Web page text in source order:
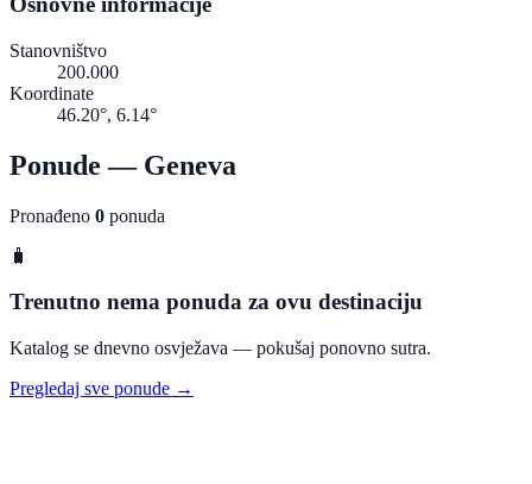
Stanovništvo
200.000
Koordinate
46.20°, 6.14°
Ponude — Geneva
Pronađeno 0 ponuda
🧳
Trenutno nema ponuda za ovu destinaciju
Katalog se dnevno osvježava — pokušaj ponovno sutra.
Pregledaj sve ponude →